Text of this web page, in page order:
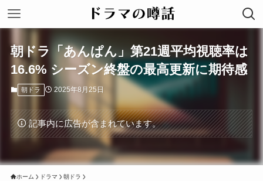
朝ドラ「あんぱん」第21週平均視聴率は
16.6% シーズン終盤の最高更新に期待感
朝ドラ 2025年8月25日
記事内に広告が含まれています。
ホーム ドラマ 朝ドラ